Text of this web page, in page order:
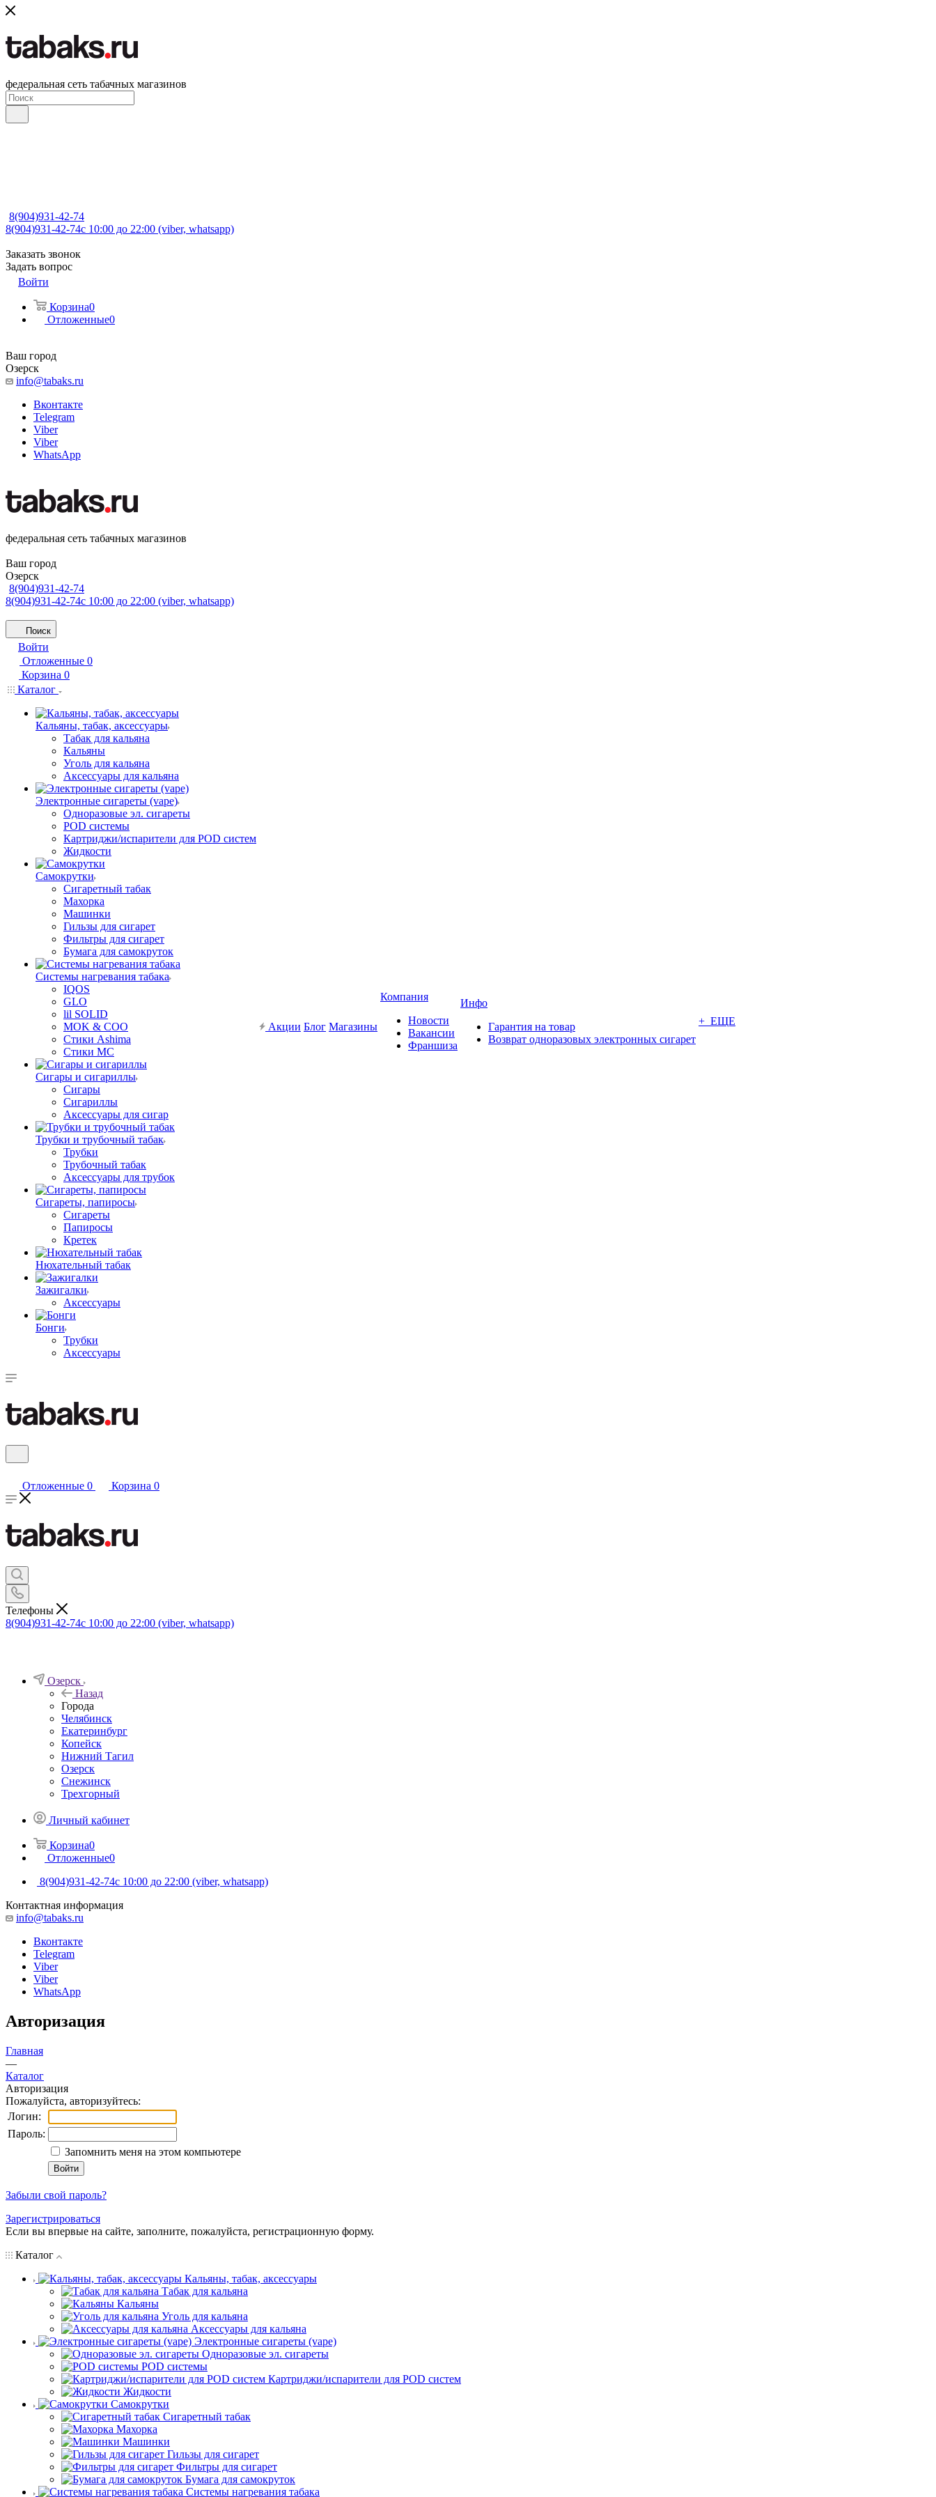
федеральная сеть табачных магазинов
8(904)931-42-74
8(904)931-42-74с 10:00 до 22:00 (viber, whatsapp)
Заказать звонок
Задать вопрос
Войти
Корзина0
Отложенные0
Ваш город
Озерск
info@tabaks.ru
Вконтакте
Telegram
Viber
Viber
WhatsApp
федеральная сеть табачных магазинов
Ваш город
Озерск
8(904)931-42-74
8(904)931-42-74с 10:00 до 22:00 (viber, whatsapp)
Поиск
Войти
Отложенные 0
Корзина 0
Каталог
Кальяны, табак, аксессуары
Табак для кальяна
Кальяны
Уголь для кальяна
Аксессуары для кальяна
Электронные сигареты (vape)
Одноразовые эл. сигареты
POD системы
Картриджи/испарители для POD систем
Жидкости
Самокрутки
Сигаретный табак
Махорка
Машинки
Гильзы для сигарет
Фильтры для сигарет
Бумага для самокруток
Системы нагревания табака
IQOS
GLO
lil SOLID
MOK & COO
Стики Ashima
Стики MC
Сигары и сигариллы
Сигары
Сигариллы
Аксессуары для сигар
Трубки и трубочный табак
Трубки
Трубочный табак
Аксессуары для трубок
Сигареты, папиросы
Сигареты
Папиросы
Кретек
Нюхательный табак
Зажигалки
Аксессуары
Бонги
Трубки
Аксессуары
Акции Блог Магазины
Компания
Новости
Вакансии
Франшиза
Инфо
Гарантия на товар
Возврат одноразовых электронных сигарет
+ ЕЩЕ
Отложенные 0 Корзина 0
Телефоны
8(904)931-42-74с 10:00 до 22:00 (viber, whatsapp)
Озерск
Назад
Города
Челябинск
Екатеринбург
Копейск
Нижний Тагил
Озерск
Снежинск
Трехгорный
Личный кабинет
Корзина0
Отложенные0
8(904)931-42-74с 10:00 до 22:00 (viber, whatsapp)
Контактная информация
info@tabaks.ru
Вконтакте
Telegram
Viber
Viber
WhatsApp
Авторизация
Главная
—
Каталог
Авторизация
Пожалуйста, авторизуйтесь:
Логин:
Пароль:
Запомнить меня на этом компьютере
Забыли свой пароль?
Зарегистрироваться
Если вы впервые на сайте, заполните, пожалуйста, регистрационную форму.
Каталог
Кальяны, табак, аксессуары
Табак для кальяна
Кальяны
Уголь для кальяна
Аксессуары для кальяна
Электронные сигареты (vape)
Одноразовые эл. сигареты
POD системы
Картриджи/испарители для POD систем
Жидкости
Самокрутки
Сигаретный табак
Махорка
Машинки
Гильзы для сигарет
Фильтры для сигарет
Бумага для самокруток
Системы нагревания табака